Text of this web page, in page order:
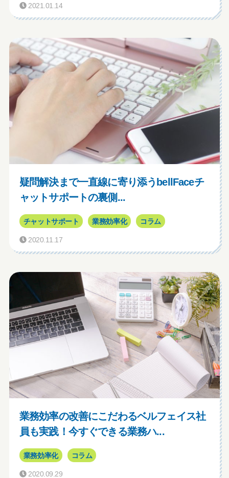
2021.01.14
疑問解決まで一直線に寄り添うbellFaceチ
ャットサポートの裏側...
チャットサポート 業務効率化 コラム
2020.11.17
業務効率の改善にこだわるベルフェイス社
員も実践！今すぐできる業務ハ...
業務効率化 コラム
2020.09.29